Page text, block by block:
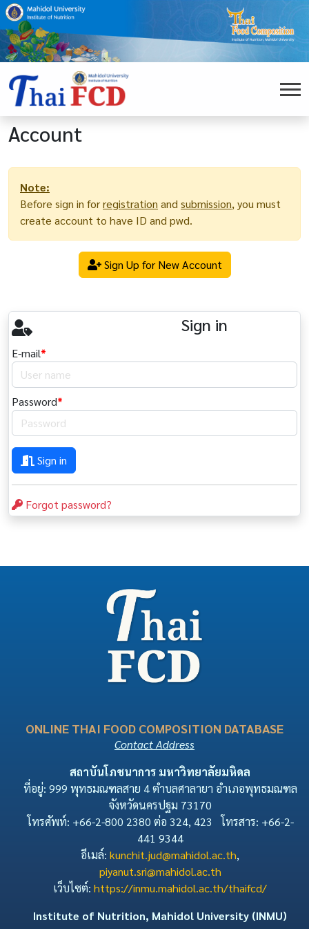
Account
Note:
Before sign in forregistration and submission, you must
create account to have ID and pwd.
Sign Up for New Account
Sign in
E-mail*
Password*
Sign in
Forgot password?
ONLINE THAI FOOD COMPOSITION DATABASE
Contact Address
สถาบันโภชนาการ มหาวิทยาลัยมหิดล
ที่อยู่: 999 พุทธมณฑลสาย 4 ตำบลศาลายา อำเภอพุทธมณฑล
จังหวัดนครปฐม 73170
โทรศัพท์: +66-2-800 2380 ต่อ 324, 423 โทรสาร: +66-2-
441 9344
อีเมล์: kunchit.jud@mahidol.ac.th,
piyanut.sri@mahidol.ac.th
เว็บไซต์: https://inmu.mahidol.ac.th/thaifcd/
Institute of Nutrition, Mahidol University (INMU)